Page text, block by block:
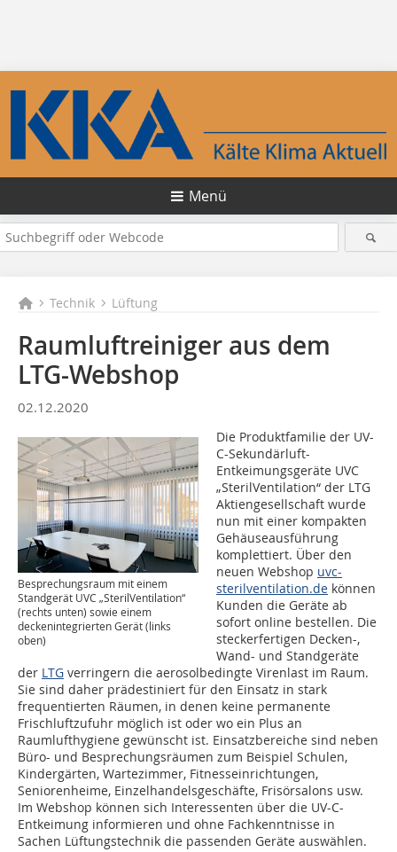
Menü
Technik Lüftung
Raumluftreiniger aus dem
LTG-Webshop
02.12.2020
Besprechungsraum mit einem
Standgerät UVC „SterilVentilation“
(rechts unten) sowie einem
deckenintegrierten Gerät (links
oben)
Die Produktfamilie der UV-
C-Sekundärluft-
Entkeimungsgeräte UVC
„SterilVentilation“ der LTG
Aktiengesellschaft wurde
nun mit einer kompakten
Gehäuseausführung
komplettiert. Über den
neuen Webshop uvc-
sterilventilation.de können
Kunden die Geräte ab
sofort online bestellen. Die
steckerfertigen Decken-,
Wand- und Standgeräte
der LTG verringern die aerosolbedingte Virenlast im Raum.
Sie sind daher prädestiniert für den Einsatz in stark
frequentierten Räumen, in denen keine permanente
Frischluftzufuhr möglich ist oder wo ein Plus an
Raumlufthygiene gewünscht ist. Einsatzbereiche sind neben
Büro- und Besprechungsräumen zum Beispiel Schulen,
Kindergärten, Wartezimmer, Fitnesseinrichtungen,
Seniorenheime, Einzelhandelsgeschäfte, Frisörsalons usw.
Im Webshop können sich Interessenten über die UV-C-
Entkeimung informieren und ohne Fachkenntnisse in
Sachen Lüftungstechnik die passenden Geräte auswählen.